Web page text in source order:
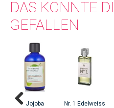
authentisches Lebensgefühl zu
DAS KÖNNTE
GEFALLEN
Jojoba Nr. 1 Edelweiss